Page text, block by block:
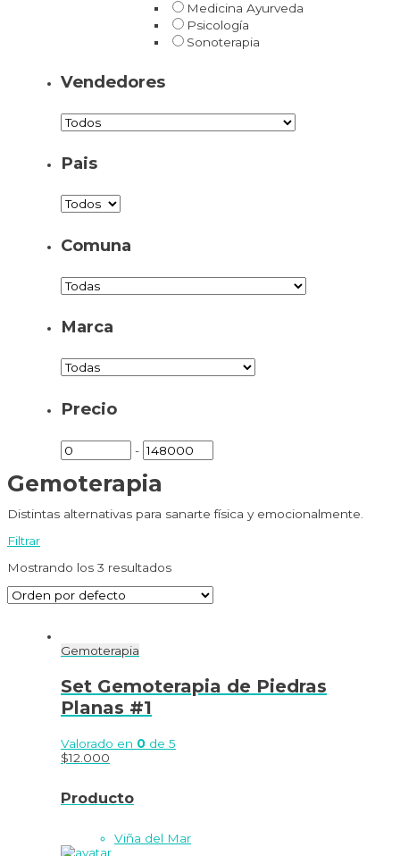
Medicina Ayurveda
Psicología
Sonoterapia
Vendedores
Pais
Comuna
Marca
Precio
-
Gemoterapia
Distintas alternativas para sanarte física y emocionalmente.
Filtrar
Mostrando los 3 resultados
Gemoterapia
Set Gemoterapia de Piedras
Planas #1
Valorado en 0 de 5
$12.000
Producto
Viña del Mar